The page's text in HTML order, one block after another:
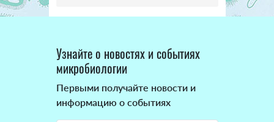
Узнайте о новостях и событиях
микробиологии
Первыми получайте новости и
информацию о событиях